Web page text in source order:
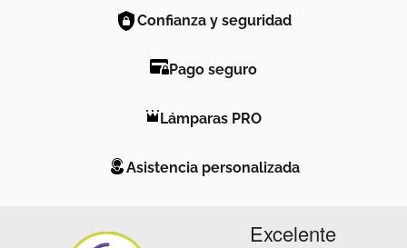
Confianza y seguridad
Pago seguro
Lámparas PRO
Asistencia personalizada
Excelente